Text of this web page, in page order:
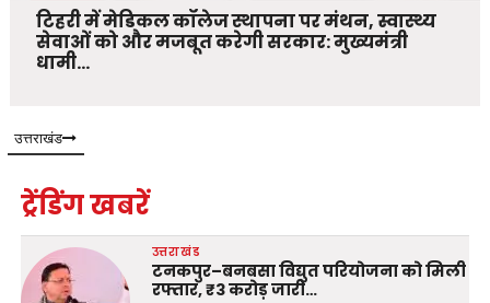
टिहरी में मेडिकल कॉलेज स्थापना पर मंथन, स्वास्थ्य
सेवाओं को और मजबूत करेगी सरकार: मुख्यमंत्री
धामी…
उत्तराखंड
ट्रेंडिंग खबरें
उत्तराखंड
टनकपुर–बनबसा विद्युत परियोजना को मिली
रफ्तार, ₹3 करोड़ जारी…